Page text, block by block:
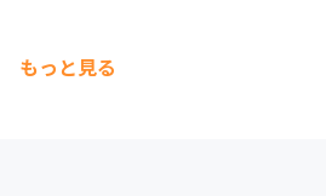
もっと見る